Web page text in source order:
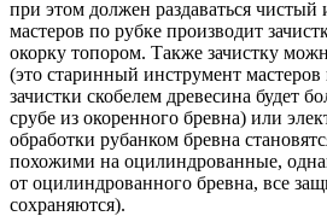
при этом должен раздаваться чистый
мастеров по рубке производит
окорку топором. Также зачистку
(это старинный инструмент
зачистки скобелем древесина будет
срубе из окоренного бревна) или
обработки рубанком бревна
похожими на оцилиндрованные,
от оцилиндрованного бревна, все
сохраняются).